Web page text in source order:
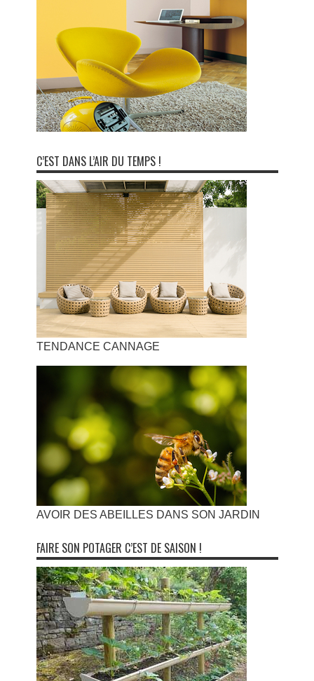
C’EST DANS L’AIR DU TEMPS !
TENDANCE CANNAGE
AVOIR DES ABEILLES DANS SON JARDIN
FAIRE SON POTAGER C’EST DE SAISON !